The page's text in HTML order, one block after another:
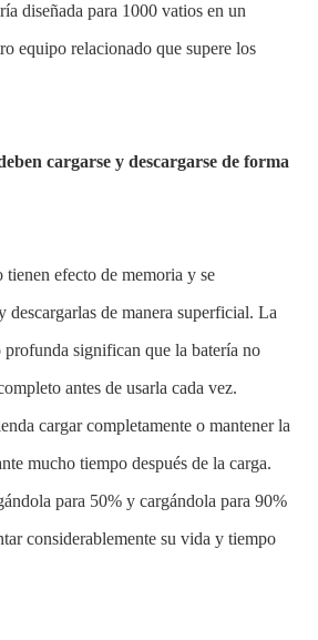
diseñada para 1000 vatios en un
equipo relacionado que supere los
cargarse y descargarse de forma
efecto de memoria y se
descargarlas de manera superficial. La
profunda significan que la batería no
antes de usarla cada vez.
cargar completamente o mantener la
mucho tiempo después de la carga.
para 50% y cargándola para 90%
considerablemente su vida y tiempo